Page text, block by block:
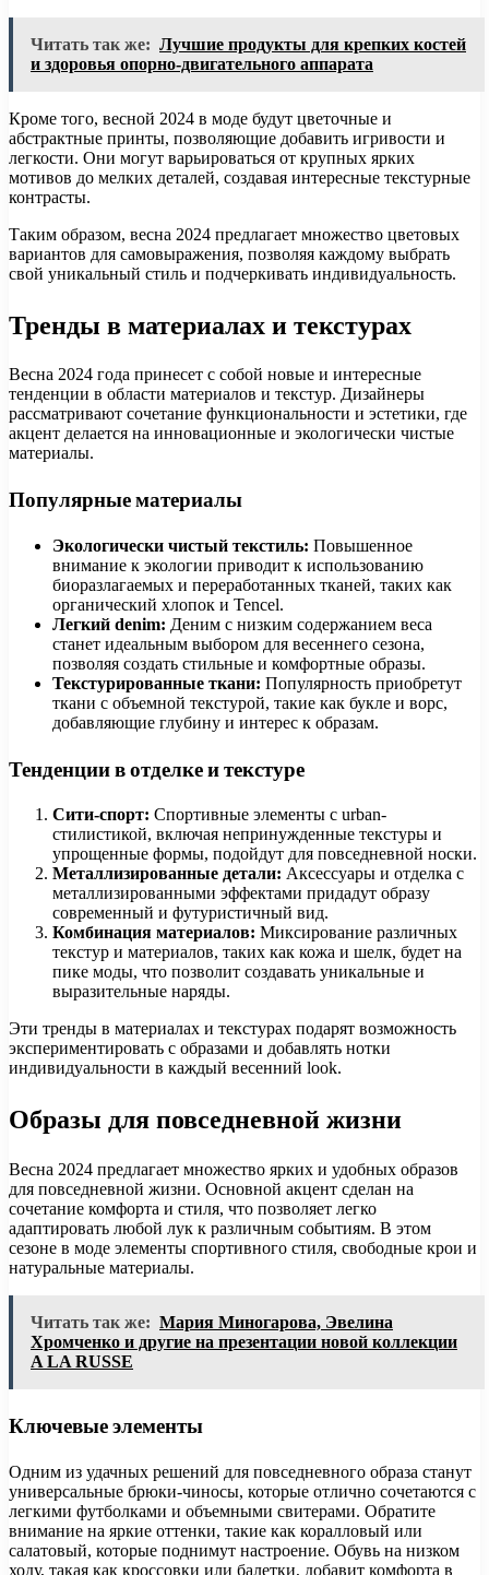
Читать так же: Лучшие продукты для крепких костей
и здоровья опорно-двигательного аппарата
Кроме того, весной 2024 в моде будут цветочные и
абстрактные принты, позволяющие добавить игривости и
легкости. Они могут варьироваться от крупных ярких
мотивов до мелких деталей, создавая интересные текстурные
контрасты.
Таким образом, весна 2024 предлагает множество цветовых
вариантов для самовыражения, позволяя каждому выбрать
свой уникальный стиль и подчеркивать индивидуальность.
Тренды в материалах и текстурах
Весна 2024 года принесет с собой новые и интересные
тенденции в области материалов и текстур. Дизайнеры
рассматривают сочетание функциональности и эстетики, где
акцент делается на инновационные и экологически чистые
материалы.
Популярные материалы
Экологически чистый текстиль: Повышенное
внимание к экологии приводит к использованию
биоразлагаемых и переработанных тканей, таких как
органический хлопок и Tencel.
Легкий denim: Деним с низким содержанием веса
станет идеальным выбором для весеннего сезона,
позволяя создать стильные и комфортные образы.
Текстурированные ткани: Популярность приобретут
ткани с объемной текстурой, такие как букле и ворс,
добавляющие глубину и интерес к образам.
Тенденции в отделке и текстуре
Сити-спорт: Спортивные элементы с urban-
стилистикой, включая непринужденные текстуры и
упрощенные формы, подойдут для повседневной носки.
Металлизированные детали: Аксессуары и отделка с
металлизированными эффектами придадут образу
современный и футуристичный вид.
Комбинация материалов: Миксирование различных
текстур и материалов, таких как кожа и шелк, будет на
пике моды, что позволит создавать уникальные и
выразительные наряды.
Эти тренды в материалах и текстурах подарят возможность
экспериментировать с образами и добавлять нотки
индивидуальности в каждый весенний look.
Образы для повседневной жизни
Весна 2024 предлагает множество ярких и удобных образов
для повседневной жизни. Основной акцент сделан на
сочетание комфорта и стиля, что позволяет легко
адаптировать любой лук к различным событиям. В этом
сезоне в моде элементы спортивного стиля, свободные крои и
натуральные материалы.
Читать так же: Мария Миногарова, Эвелина
Хромченко и другие на презентации новой коллекции
A LA RUSSE
Ключевые элементы
Одним из удачных решений для повседневного образа станут
универсальные брюки-чиносы, которые отлично сочетаются с
легкими футболками и объемными свитерами. Обратите
внимание на яркие оттенки, такие как коралловый или
салатовый, которые поднимут настроение. Обувь на низком
ходу, такая как кроссовки или балетки, добавит комфорта в